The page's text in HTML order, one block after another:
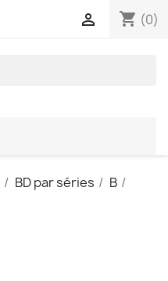
shopping_cart (0)

BD par séries
B